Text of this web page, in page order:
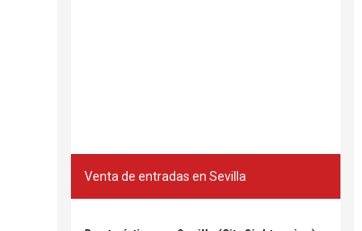
Venta de entradas en Sevilla